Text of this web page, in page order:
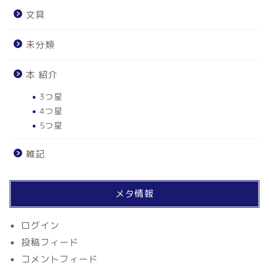
文具
未分類
本 紹介
3つ星
4つ星
5つ星
雑記
メタ情報
ログイン
投稿フィード
コメントフィード
ホーム